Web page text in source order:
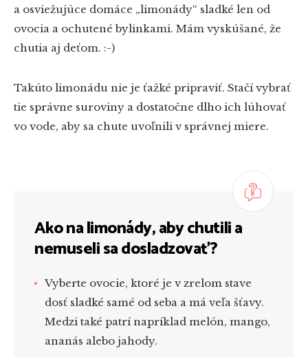
a osviežujúce domáce „limonády“ sladké len od
ovocia a ochutené bylinkami. Mám vyskúšané, že
chutia aj deťom. :-)
Takúto limonádu nie je ťažké pripraviť. Stačí vybrať
tie správne suroviny a dostatočne dlho ich lúhovať
vo vode, aby sa chute uvoľnili v správnej miere.
Ako na limonády, aby chutili a
nemuseli sa dosladzovať?
Vyberte ovocie, ktoré je v zrelom stave
dosť sladké samé od seba a má veľa šťavy.
Medzi také patrí napríklad melón, mango,
ananás alebo jahody.